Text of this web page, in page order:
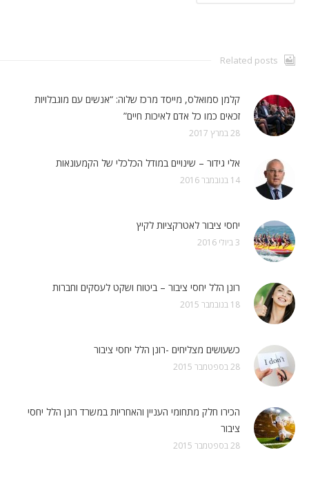
Related posts
קלמן סמואלס, מייסד מרכז שלוה: “אנשים עם מוגבלויות
זכאים כמו כל אדם לאיכות חיים”
28 במרץ 2017
אלי גידור – שינויים במודל הכלכלי של הקמעונאות
14 בנובמבר 2016
יחסי ציבור לאטרקציות לקיץ
3 ביולי 2016
רונן הלל יחסי ציבור – ביטוח ושקט לעסקים וחברות
18 בנובמבר 2015
כשעושים מצליחים -רונן הלל יחסי ציבור
28 בספטמבר 2015
הכירו חלק מתחומי העניין והאחריות במשרד רונן הלל יחסי
ציבור
28 בספטמבר 2015